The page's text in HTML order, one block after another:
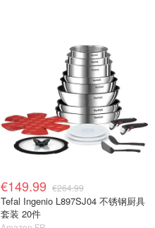
€149.99 €264.99
Tefal Ingenio L897SJ04 不锈钢厨具
套装 20件